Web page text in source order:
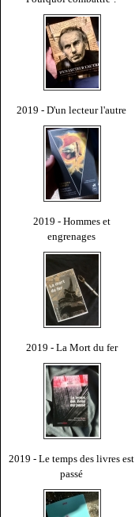
2019 - D'un lecteur l'autre
2019 - Hommes et
engrenages
2019 - La Mort du fer
2019 - Le temps des livres est
passé